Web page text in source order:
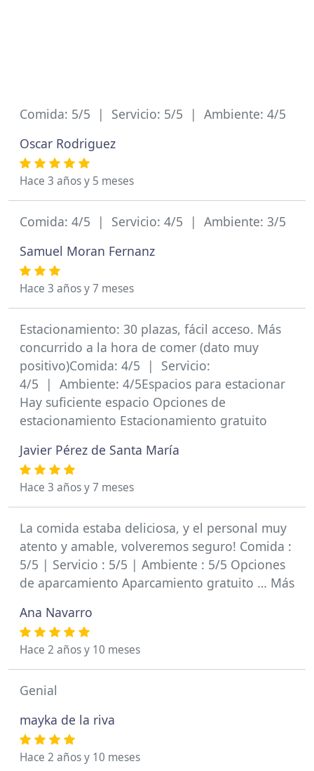
Comida: 5/5 | Servicio: 5/5 | Ambiente: 4/5
Oscar Rodriguez
Hace 3 años y 5 meses
Comida: 4/5 | Servicio: 4/5 | Ambiente: 3/5
Samuel Moran Fernanz
Hace 3 años y 7 meses
Estacionamiento: 30 plazas, fácil acceso. Más
concurrido a la hora de comer (dato muy
positivo)Comida: 4/5 | Servicio:
4/5 | Ambiente: 4/5Espacios para estacionar
Hay suficiente espacio Opciones de
estacionamiento Estacionamiento gratuito
Javier Pérez de Santa María
Hace 3 años y 7 meses
La comida estaba deliciosa, y el personal muy
atento y amable, volveremos seguro! Comida :
5/5 | Servicio : 5/5 | Ambiente : 5/5 Opciones
de aparcamiento Aparcamiento gratuito … Más
Ana Navarro
Hace 2 años y 10 meses
Genial
mayka de la riva
Hace 2 años y 10 meses